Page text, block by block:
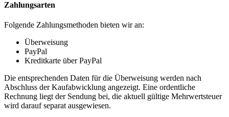
Zahlungsarten
Folgende Zahlungsmethoden bieten wir an:
Überweisung
PayPal
Kreditkarte über PayPal
Die entsprechenden Daten für die Überweisung werden nach
Abschluss der Kaufabwicklung angezeigt. Eine ordentliche
Rechnung liegt der Sendung bei, die aktuell gültige Mehrwertsteuer
wird darauf separat ausgewiesen.